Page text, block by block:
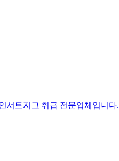
서트지그 취급 전문업체입니다.